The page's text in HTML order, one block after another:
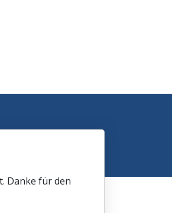
Danke für den